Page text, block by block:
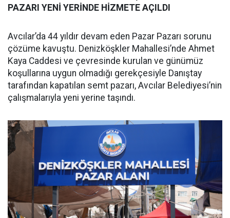
PAZARI YENİ YERİNDE HİZMETE AÇILDI
Avcılar’da 44 yıldır devam eden Pazar Pazarı sorunu
çözüme kavuştu. Denizköşkler Mahallesi’nde Ahmet
Kaya Caddesi ve çevresinde kurulan ve günümüz
koşullarına uygun olmadığı gerekçesiyle Danıştay
tarafından kapatılan semt pazarı, Avcılar Belediyesi’nin
çalışmalarıyla yeni yerine taşındı.